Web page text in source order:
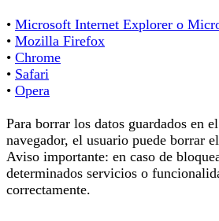
• Microsoft Internet Explorer o
• Mozilla Firefox
• Chrome
• Safari
• Opera
Para borrar los datos guardados en
navegador, el usuario puede borrar
Aviso importante: en caso de
determinados servicios o
correctamente.